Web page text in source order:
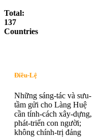
Total:
137
Countries
Điều-Lệ
Những sáng-tác và sưu-
tầm gửi cho Làng Huệ
cần tính-cách xây-dựng,
phát-triển con người;
không chính-trị đảng